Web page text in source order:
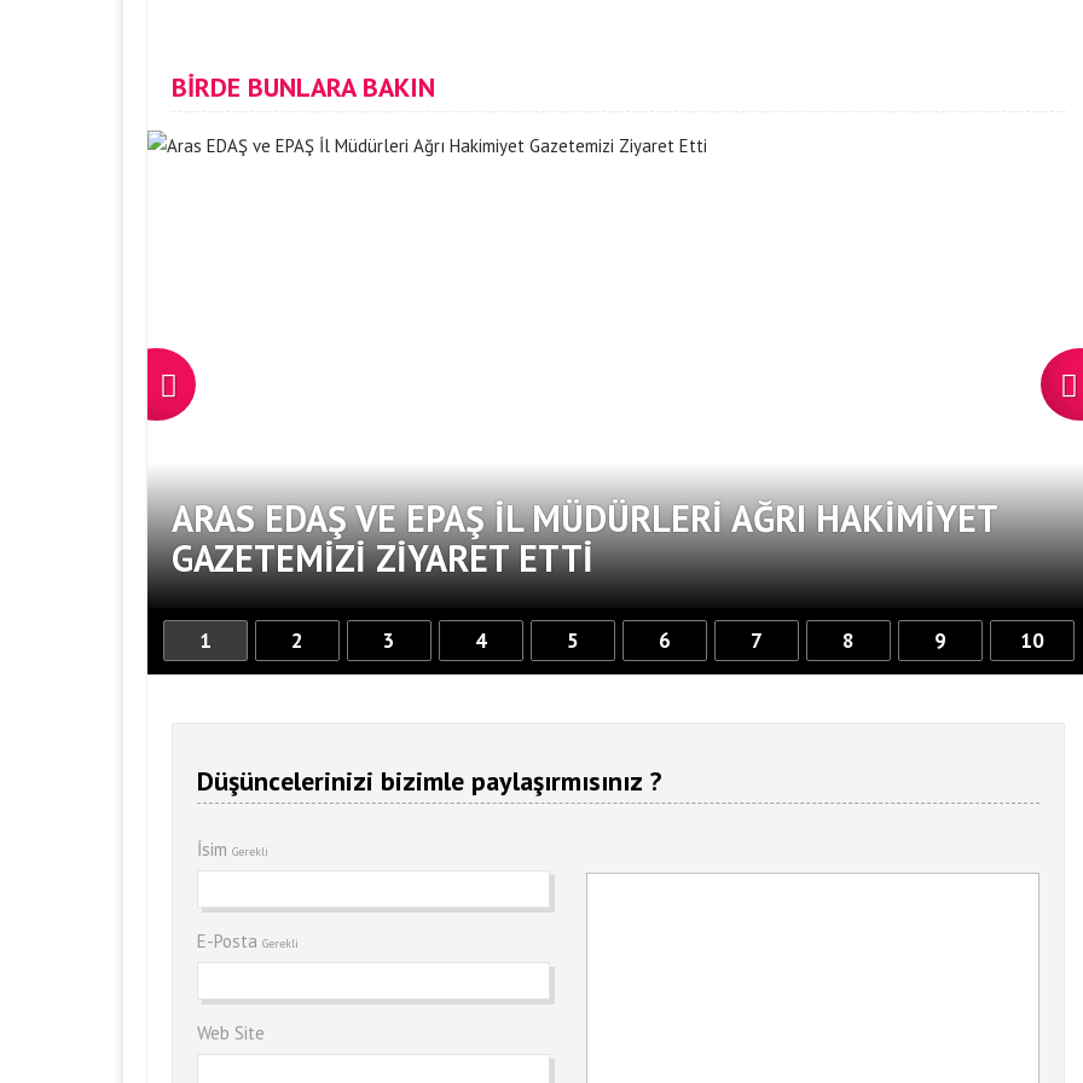
BİRDE BUNLARA BAKIN
ARAS EDAŞ VE EPAŞ İL MÜDÜRLERI AĞRI HAKIMIYET
GAZETEMIZI ZIYARET ETTI
1 2 3 4 5 6 7 8 9 10
Düşüncelerinizi bizimle paylaşırmısınız ?
İsim Gerekli
E-Posta Gerekli
Web Site